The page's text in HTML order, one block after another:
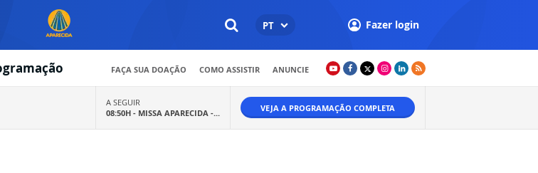
PT Fazer login
FAÇA SUA DOAÇÃO COMO ASSISTIR ANUNCIE
A SEGUIR
08:50H - MISSA APARECIDA -... VEJA A PROGRAMAÇÃO COMPLETA